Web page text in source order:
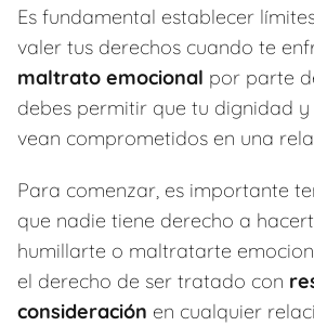
Es fundamental establecer
valer tus derechos cuando te
maltrato emocional por parte
debes permitir que tu dignidad y
vean comprometidos en una
Para comenzar, es importante
que nadie tiene derecho a
humillarte o maltratarte
el derecho de ser tratado con
consideración en cualquier